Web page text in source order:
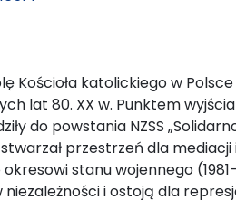
Kościoła katolickiego w
lat 80. XX w. Punktem
do powstania NZSS
przestrzeń dla
stanu wojennego
i ostoją dla